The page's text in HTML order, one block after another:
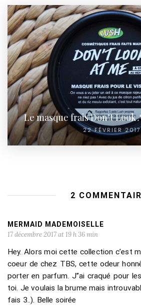
Le masque frais Don’t Look
22 FÉVRIER 2017
2
MERMAID MADEMOISELLE
17 décembre 2017 at 19 h 36 min
Hey. Alors moi cette collection c’est
coeur de chez TBS, cette odeur
porter en parfum. J’’ai craqué pour
toi. Je voulais la brume mais
fais 3..). Belle soirée